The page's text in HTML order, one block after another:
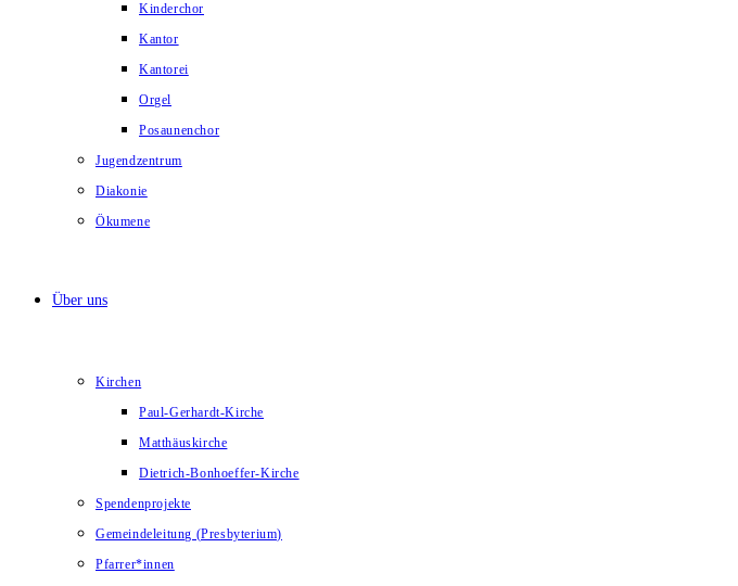
Kinderchor
Kantor
Kantorei
Orgel
Posaunenchor
Jugendzentrum
Diakonie
Ökumene
Über uns
Kirchen
Paul-Gerhardt-Kirche
Matthäuskirche
Dietrich-Bonhoeffer-Kirche
Spendenprojekte
Gemeindeleitung (Presbyterium)
Pfarrer*innen